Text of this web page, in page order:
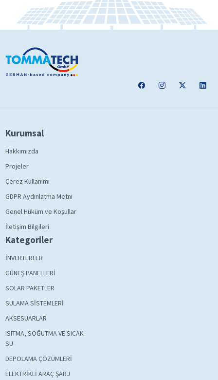
Kurumsal
Hakkımızda
Projeler
Çerez Kullanımı
GDPR Aydınlatma Metni
Genel Hüküm ve Koşullar
İletişim Bilgileri
Kategoriler
İNVERTERLER
GÜNEŞ PANELLERİ
SOLAR PAKETLER
SULAMA SİSTEMLERİ
AKSESUARLAR
ISITMA, SOĞUTMA VE SICAK
SU
DEPOLAMA ÇÖZÜMLERİ
ELEKTRİKLİ ARAÇ ŞARJ